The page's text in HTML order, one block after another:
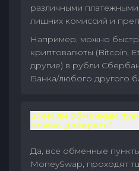
различными
лишних комиссий и
Например, можно
криптовалюты (Bitcoin,
другие) в рубли
Банка/любого другого
Всем ли обменным
можно доверять?
Да, все обменные
MoneySwap, проходят